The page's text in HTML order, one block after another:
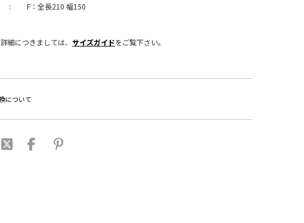
: F：全長210 幅150
細につきましては、サイズガイドをご覧下さい。
について